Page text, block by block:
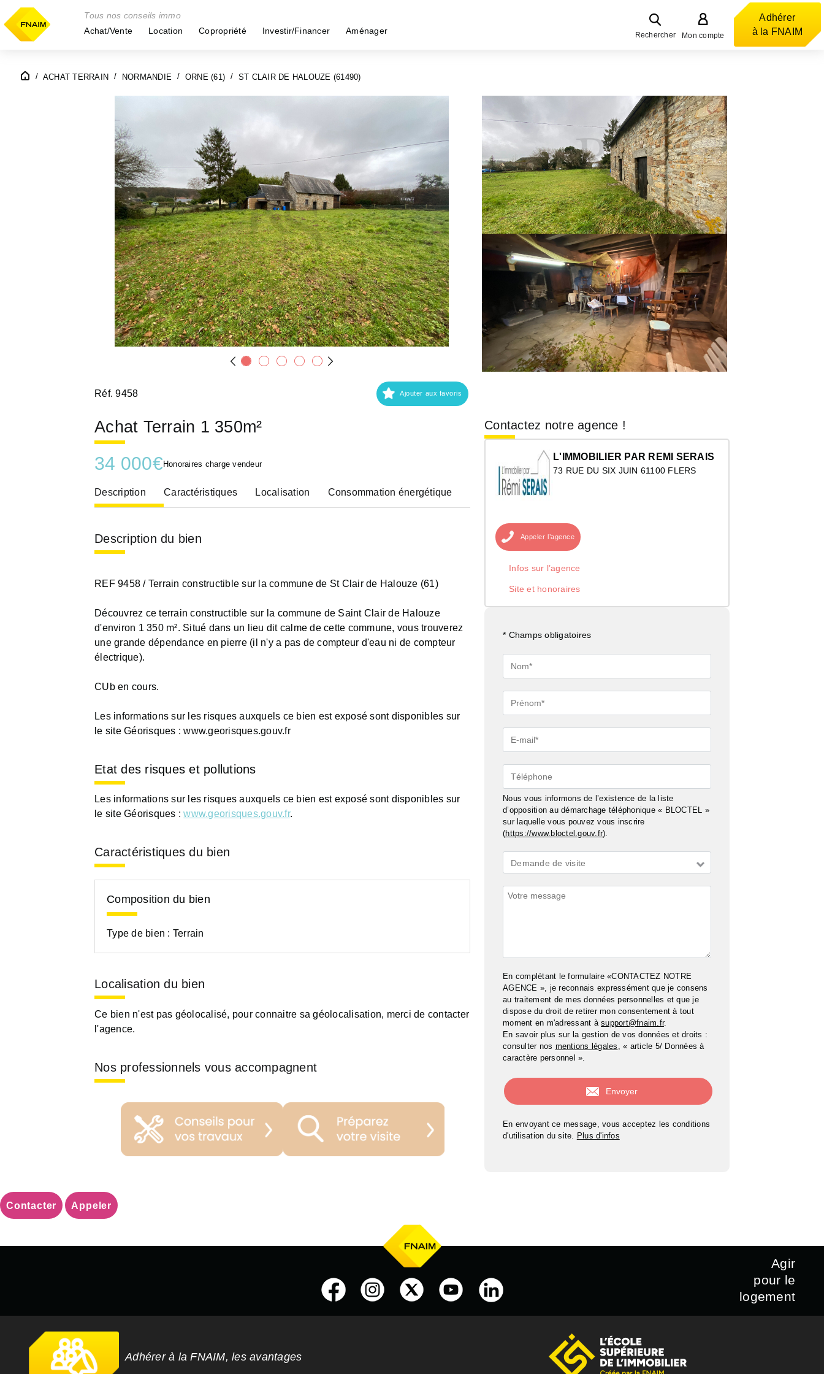
Tous nos conseils immo
Achat/Vente
Location Copropriété Investir/Financer Aménager Rechercher Mon compte
Adhérer
à la FNAIM
ACHAT TERRAIN NORMANDIE ORNE (61) ST CLAIR DE HALOUZE (61490)
Réf. 9458 Ajouter aux favoris
Achat Terrain 1 350m²
34 000€ Honoraires charge vendeur
Description Caractéristiques Localisation Consommation énergétique
Description du bien
REF 9458 / Terrain constructible sur la commune de St Clair de Halouze (61)
Découvrez ce terrain constructible sur la commune de Saint Clair de Halouze
d'environ 1 350 m². Situé dans un lieu dit calme de cette commune, vous trouverez
une grande dépendance en pierre (il n'y a pas de compteur d'eau ni de compteur
électrique).
CUb en cours.
Les informations sur les risques auxquels ce bien est exposé sont disponibles sur
le site Géorisques : www.georisques.gouv.fr
Etat des risques et pollutions
Les informations sur les risques auxquels ce bien est exposé sont disponibles sur
le site Géorisques :www.georisques.gouv.fr.
Caractéristiques du bien
Composition du bien
Type de bien : Terrain
Localisation du bien
Ce bien n'est pas géolocalisé, pour connaitre sa géolocalisation, merci de contacter
l'agence.
Nos professionnels vous accompagnent
Contactez notre agence !
L'IMMOBILIER PAR REMI SERAIS
73 RUE DU SIX JUIN 61100 FLERS
Appeler l’agence
Infos sur l’agence
Site et honoraires
* Champs obligatoires
Nom*
Prénom*
E-
mail*
Téléphone
Nous vous informons de l’existence de la liste
d’opposition au démarchage téléphonique « BLOCTEL »
sur laquelle vous pouvez vous inscrire
(https://www.bloctel.gouv.fr).
Demande
*
Demande de visite
Commentaires
En complétant le formulaire «CONTACTEZ NOTRE
AGENCE », je reconnais expressément que je consens
au traitement de mes données personnelles et que je
dispose du droit de retirer mon consentement à tout
moment en m'adressant à support@fnaim.fr.
En savoir plus sur la gestion de vos données et droits :
consulter nos mentions légales , « article 5/ Données à
caractère personnel ».
En envoyant ce message, vous acceptez les conditions
d'utilisation du site. Plus d'infos
Contacter Appeler
Agir
pour le
logement
Adhérer à la FNAIM, les avantages